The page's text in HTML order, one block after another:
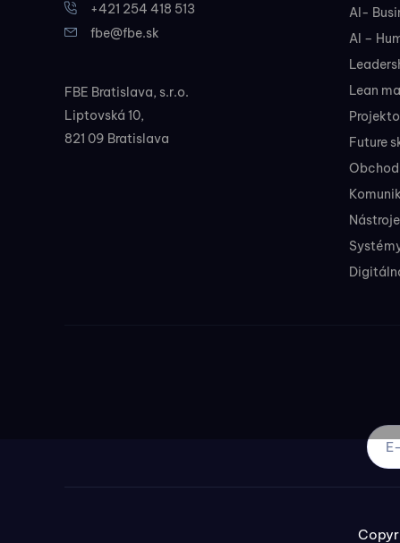
+421 254 418 513
fbe@fbe.sk
FBE Bratislava, s.r.o.
Liptovská 10,
821 09 Bratislava
AI-
AI –
Lean
Future